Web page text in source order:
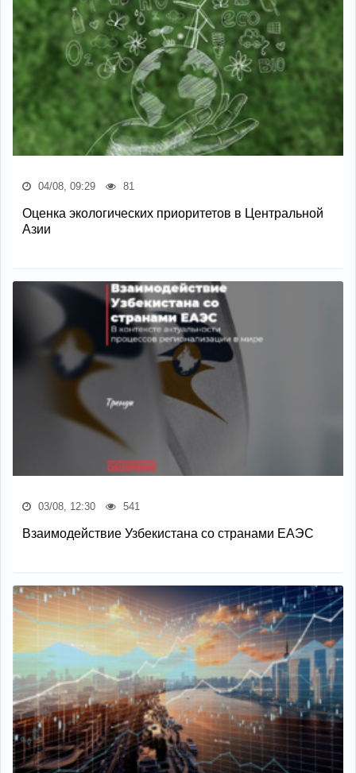
04/08, 09:29 81
Оценка экологических приоритетов в Центральной
Азии
03/08, 12:30 541
Взаимодействие Узбекистана со странами ЕАЭС